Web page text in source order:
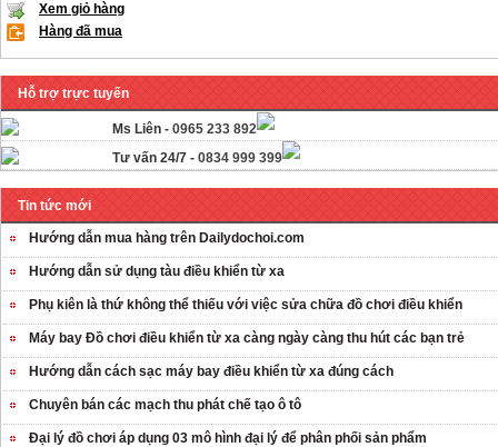
Xem giỏ hàng
Hàng đã mua
Hỗ trợ trực tuyến
Ms Liên - 0965 233 892
Tư vấn 24/7 - 0834 999 399
Tin tức mới
Hướng dẫn mua hàng trên Dailydochoi.com
Hướng dẫn sử dụng tàu điều khiển từ xa
Phụ kiên là thứ không thể thiếu với việc sửa chữa đồ chơi điều khiển
Máy bay Đồ chơi điều khiển từ xa càng ngày càng thu hút các bạn trẻ
Hướng dẫn cách sạc máy bay điều khiển từ xa đúng cách
Chuyên bán các mạch thu phát chế tạo ô tô
Đại lý đồ chơi áp dụng 03 mô hình đại lý để phân phối sản phẩm